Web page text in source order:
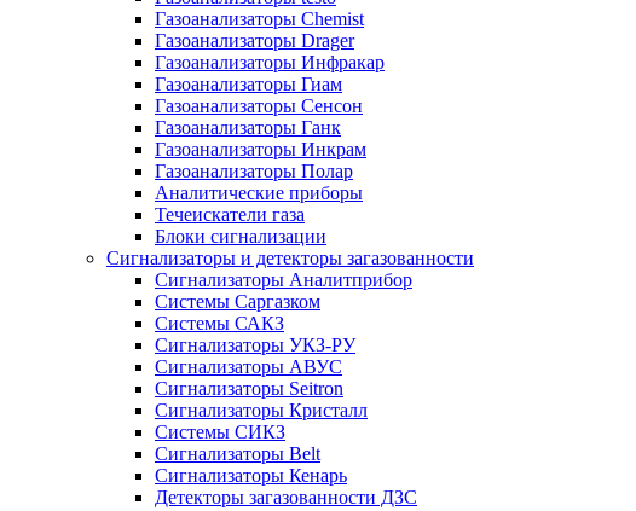
Газоанализаторы Chemist
Газоанализаторы Drager
Газоанализаторы Инфракар
Газоанализаторы Гиам
Газоанализаторы Сенсон
Газоанализаторы Ганк
Газоанализаторы Инкрам
Газоанализаторы Полар
Аналитические приборы
Течеискатели газа
Блоки сигнализации
Сигнализаторы и детекторы загазованности
Сигнализаторы Аналитприбор
Системы Саргазком
Системы САКЗ
Сигнализаторы УКЗ-РУ
Сигнализаторы АВУС
Сигнализаторы Seitron
Сигнализаторы Кристалл
Системы СИКЗ
Сигнализаторы Belt
Сигнализаторы Кенарь
Детекторы загазованности ДЗС